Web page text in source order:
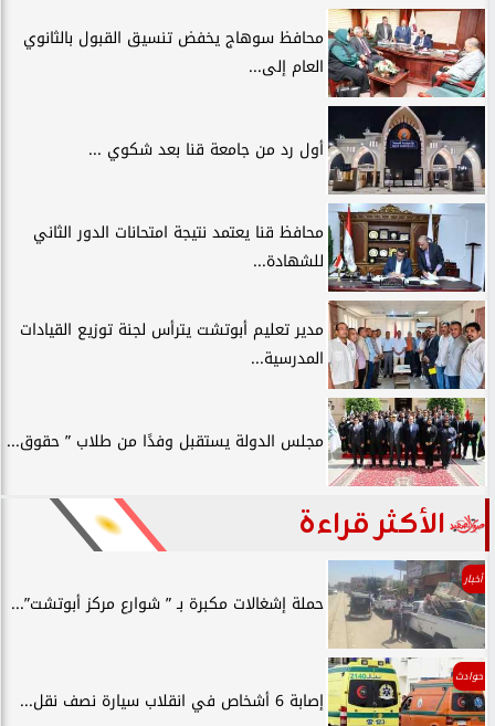
محافظ سوهاج يخفض تنسيق القبول بالثانوي
العام إلى...
أول رد من جامعة قنا بعد شكوي ...
محافظ قنا يعتمد نتيجة امتحانات الدور الثاني
للشهادة...
مدير تعليم أبوتشت يترأس لجنة توزيع القيادات
المدرسية...
مجلس الدولة يستقبل وفدًا من طلاب ” حقوق...
الأكثر قراءة
أخبار
حملة إشغالات مكبرة بـ ” شوارع مركز أبوتشت”...
حوادث
إصابة 6 أشخاص في انقلاب سيارة نصف نقل...